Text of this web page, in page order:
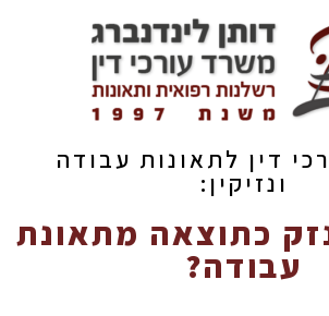
דין לתאונות עבודה
ונזיקין:
כתוצאה מתאונת
עבודה?